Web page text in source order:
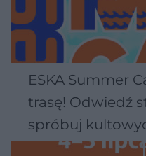
ESKA Summer
trasę! Odwiedź
spróbuj
Wawelu